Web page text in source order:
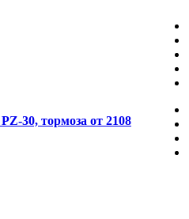
30, тормоза от 2108